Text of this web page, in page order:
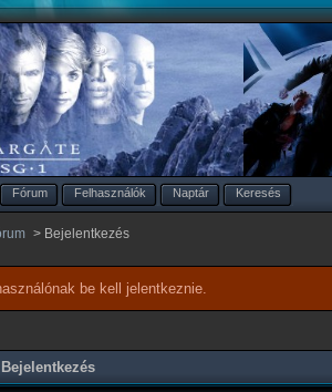
Fórum Felhasználók Naptár Keresés
> Bejelentkezés
be kell jelentkeznie.
Bejelentkezés